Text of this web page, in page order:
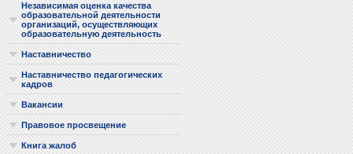
Независимая оценка качества
образовательной деятельности
организаций, осуществляющих
образовательную деятельность
Наставничество
Наставничество педагогических
кадров
Вакансии
Правовое просвещение
Книга жалоб